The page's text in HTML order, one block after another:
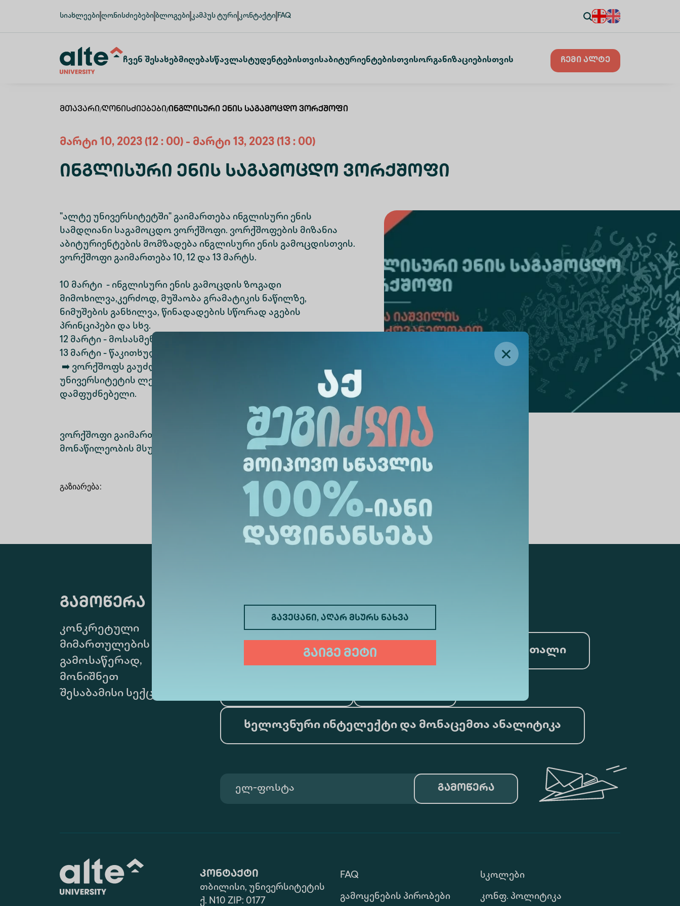
სიახლეები ღონისძიებები ბლოგები კამპუს ტური კონტაქტი FAQ
Ჩვენ ᲨესახებᲛიღებაᲡწავლაᲡტუდენტებისთვისᲐბიტურიენტებისთვისᲝრგანიზაციებისთვის ჩემი ალტე
გავეცანი, აღარ მსურს ნახვა
გაიგე მეტი
Მთავარი/Ღონისძიებები/Ინგლისური Ენის Საგამოცდო Ვორქშოფი
მარტი 10, 2023 (12 : 00) - მარტი 13, 2023 (13 : 00)
Ინგლისური Ენის Საგამოცდო Ვორქშოფი
"ალტე უნივერსიტეტში" გაიმართება ინგლისური ენის
სამდღიანი საგამოცდო ვორქშოფი. ვორქშოფების მიზანია
აბიტურიენტების მომზადება ინგლისური ენის გამოცდისთვის.
ვორქშოფი გაიმართება 10, 12 და 13 მარტს.
10 მარტი - ინგლისური ენის გამოცდის ზოგადი
მიმოხილვა,კერძოდ, მუშაობა გრამატიკის ნაწილზე,
ნიმუშების განხილვა, წინადადების სწორად აგების
პრინციპები და სხვ.
12 მარტი - მოსასმენი სავარჯიშოს განხილვა.
13 მარტი - წაკითხულის გააზრება, დისკუსია და შეჯამება
➡️ ვორქშოფს გაუძღვება: ლელა იაშვილი, ალტე
უნივერსიტეტის ლექტორი, ცენტრ „გლობუსი“-ს
დამფუძნებელი.
ვორქშოფი გაიმართება ონლაინ
მონაწილეობის მსურველებს შეგიძლიათ სარეგისტრაციო ბმულიშეავსოთ
გაზიარება:
გამოწერა
კონკრეტული
მიმართულების
გამოსაწერად,
მონიშნეთ
შესაბამისი სექცია
მედიცინა ბიზნესი
საინფორმაციო ტექნოლოგიები სამართალი
ხელოვნური ინტელექტი და მონაცემთა ანალიტიკა
გამოწერა
კონტაქტი
თბილისი, უნივერსიტეტის
ქ. N10 ZIP: 0177
FAQ Სკოლები
Გამოყენების Პირობები Კონფ. Პოლიტიკა